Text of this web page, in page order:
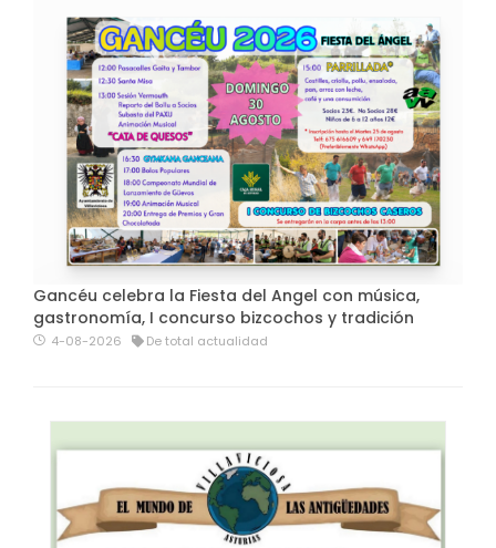
Gancéu celebra la Fiesta del Angel con música,
gastronomía, I concurso bizcochos y tradición
4-08-2026 De total actualidad